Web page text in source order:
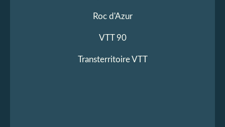
Roc d'Azur
VTT 90
Transterritoire VTT